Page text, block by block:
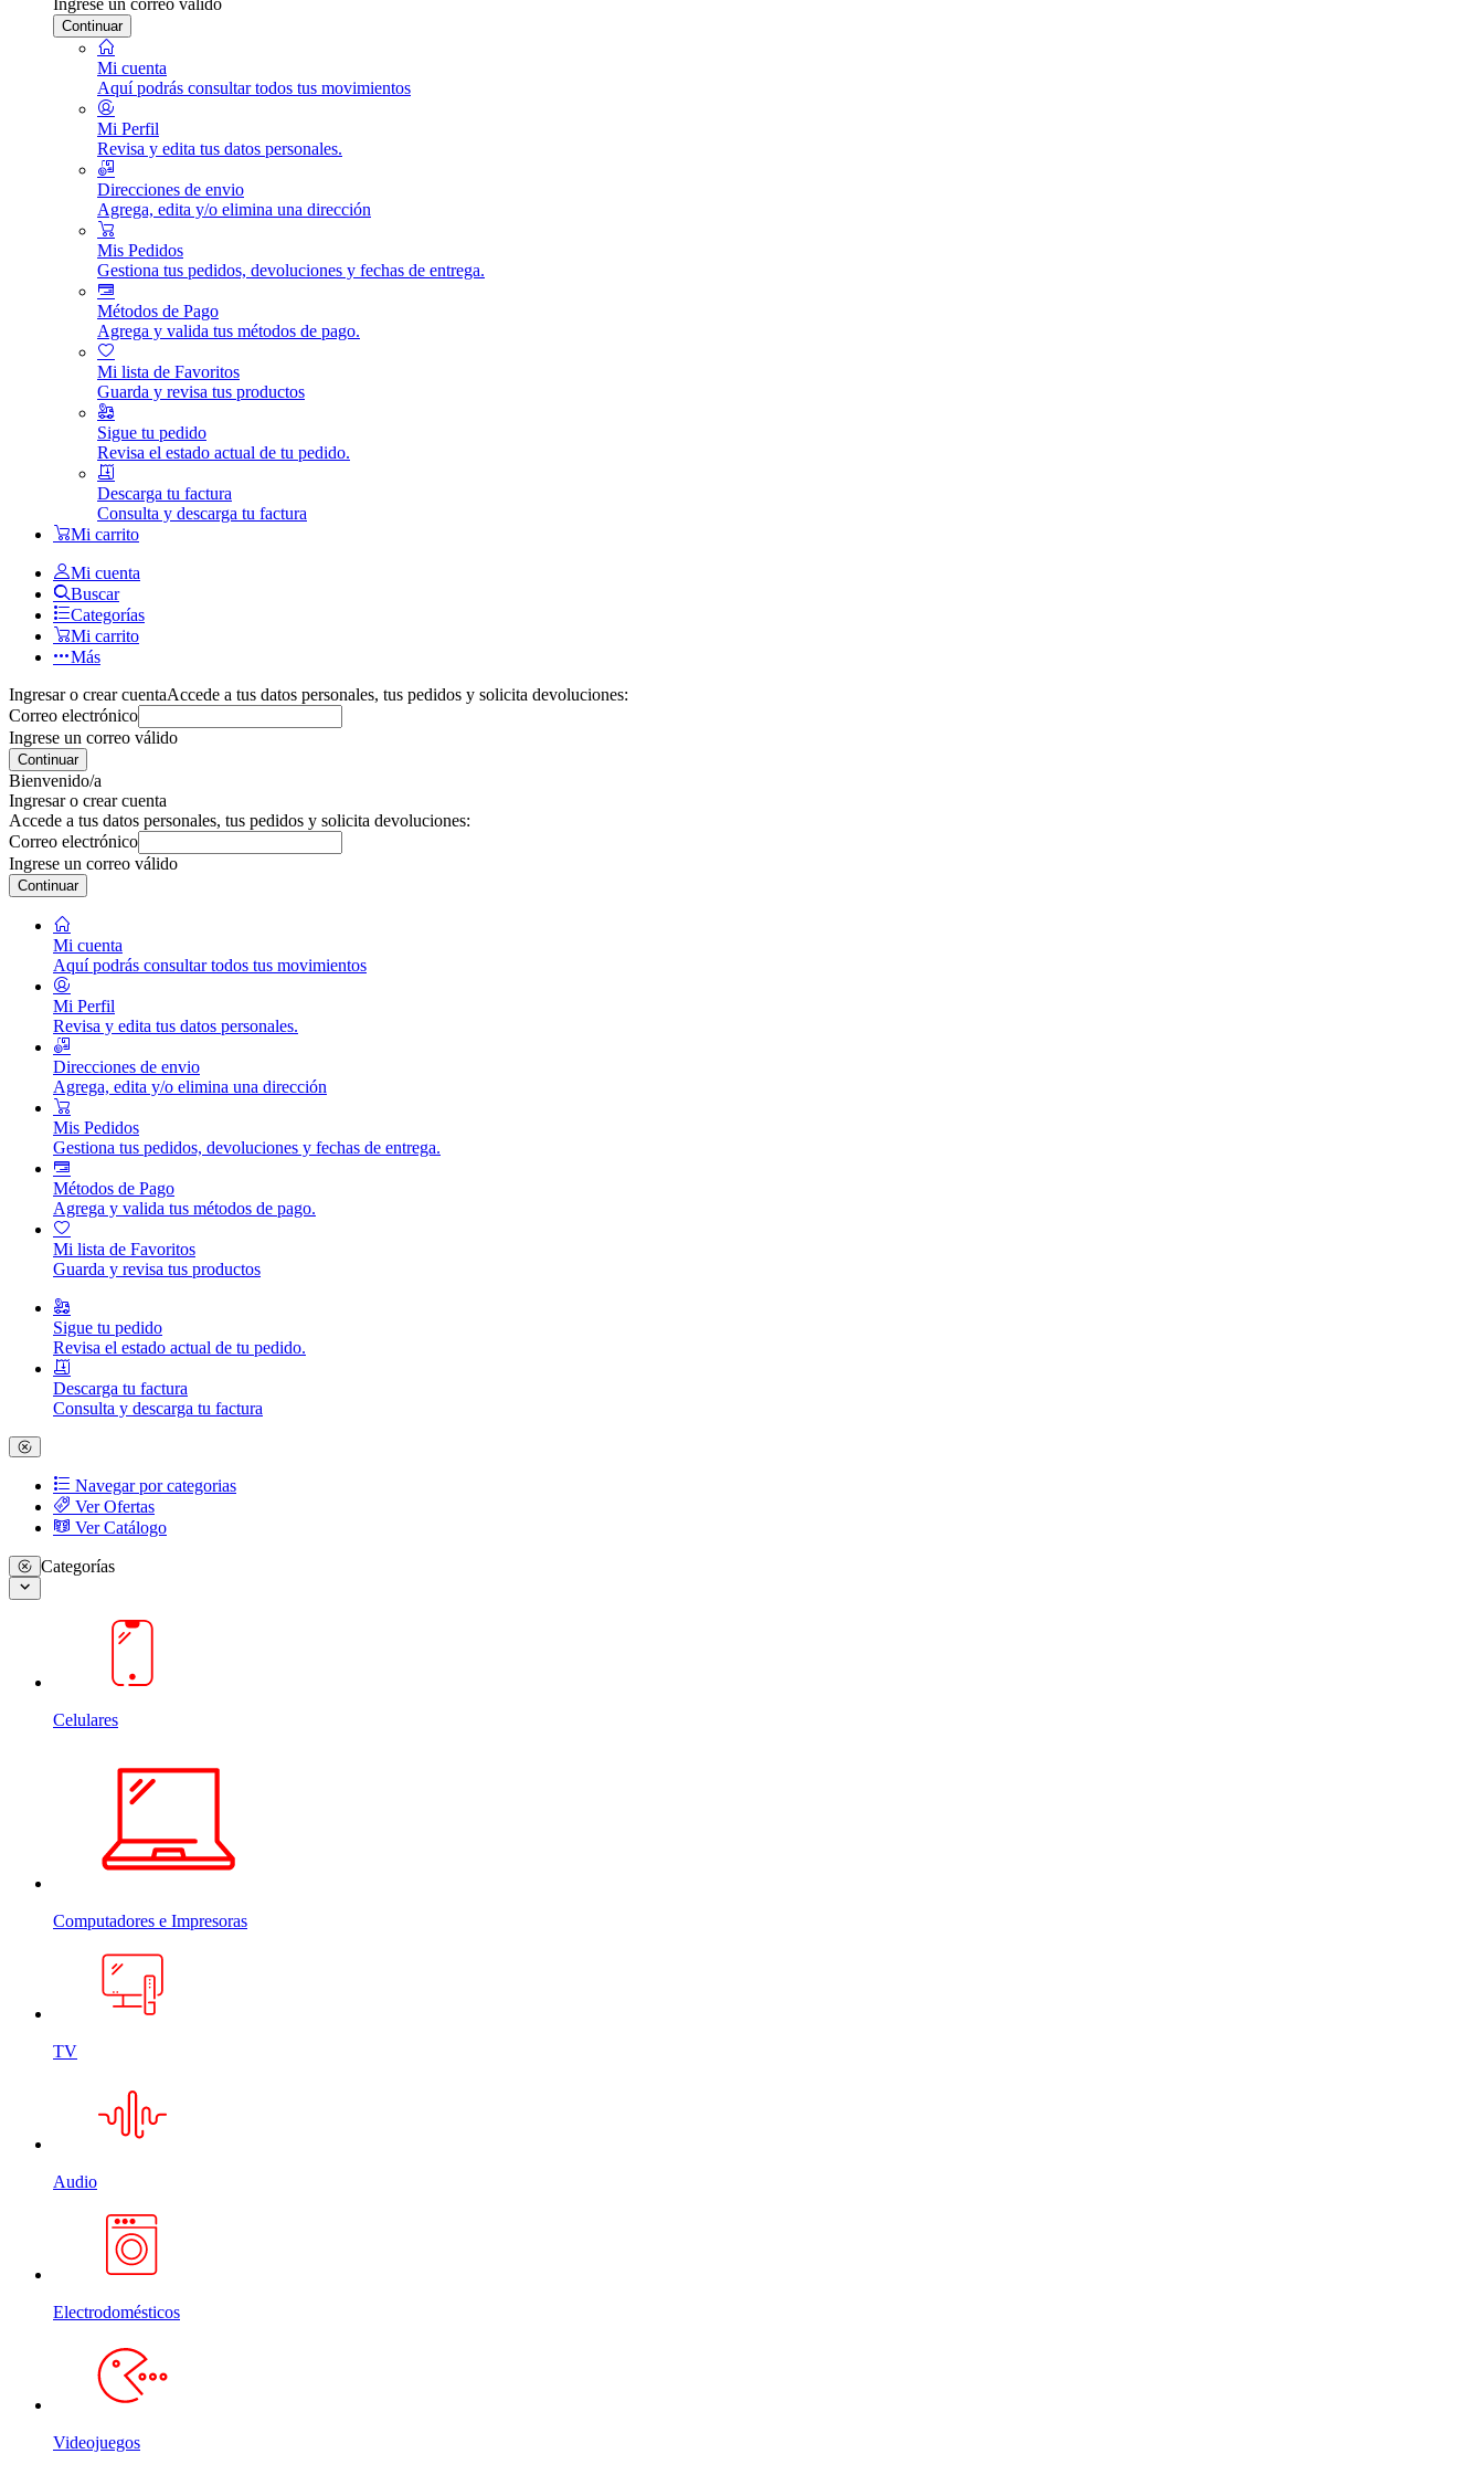
Continuar
Mi cuenta
Aquí podrás consultar todos tus movimientos
Mi Perfil
Revisa y edita tus datos personales.
Direcciones de envio
Agrega, edita y/o elimina una dirección
Mis Pedidos
Gestiona tus pedidos, devoluciones y fechas de entrega.
Métodos de Pago
Agrega y valida tus métodos de pago.
Mi lista de Favoritos
Guarda y revisa tus productos
Sigue tu pedido
Revisa el estado actual de tu pedido.
Descarga tu factura
Consulta y descarga tu factura
Mi carrito
Mi cuenta
Buscar
Categorías
Mi carrito
Más
Ingresar o crear cuentaAccede a tus datos personales, tus pedidos y solicita devoluciones:
Correo electrónico
Ingrese un correo válido
Continuar
Bienvenido/a
Ingresar o crear cuenta
Accede a tus datos personales, tus pedidos y solicita devoluciones:
Correo electrónico
Ingrese un correo válido
Continuar
Mi cuenta
Aquí podrás consultar todos tus movimientos
Mi Perfil
Revisa y edita tus datos personales.
Direcciones de envio
Agrega, edita y/o elimina una dirección
Mis Pedidos
Gestiona tus pedidos, devoluciones y fechas de entrega.
Métodos de Pago
Agrega y valida tus métodos de pago.
Mi lista de Favoritos
Guarda y revisa tus productos
Sigue tu pedido
Revisa el estado actual de tu pedido.
Descarga tu factura
Consulta y descarga tu factura
Navegar por categorias
Ver Ofertas
Ver Catálogo
Categorías
Celulares
Computadores e Impresoras
TV
Audio
Electrodomésticos
Videojuegos